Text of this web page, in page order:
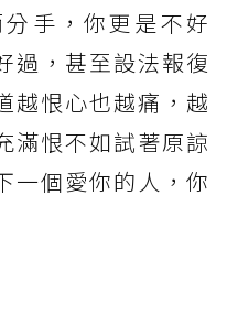
手，你更是不好
過，甚至設法報復
越恨心也越痛，越
滿恨不如試著原諒
一個愛你的人，你